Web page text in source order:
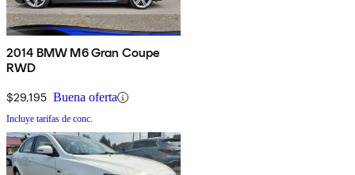
2014 BMW M6 Gran Coupe
RWD
$29,195 Buena oferta
Incluye tarifas de conc.